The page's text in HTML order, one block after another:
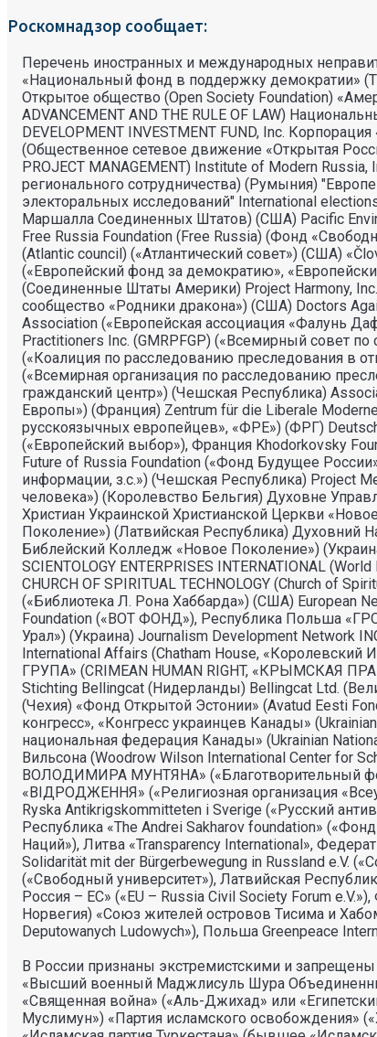
Роскомнадзор сообщает:
Перечень иностранных и международных
«Национальный фонд в поддержку демократии»
Открытое общество (Open Society Foundation)
ADVANCEMENT AND THE RULE OF LAW)
DEVELOPMENT INVESTMENT FUND, Inc.
(Общественное сетевое движение «Открытая
PROJECT MANAGEMENT) Institute of Modern
регионального сотрудничества) (Румыния)
электоральных исследований" International
Маршалла Соединенных Штатов) (США) Pacific
Free Russia Foundation (Free Russia) (Фонд
(Atlantic council) («Атлантический совет») (США)
(«Европейский фонд за демократию»,
(Соединенные Штаты Америки) Project Harmony,
сообщество «Родники дракона») (США) Doctors
Association («Европейская ассоциация «Фалунь
Practitioners Inc. (GMRPFGP) («Всемирный совет
(«Коалиция по расследованию преследования в
(«Всемирная организация по расследованию
гражданский центр») (Чешская Республика)
Европы») (Франция) Zentrum für die Liberale
русскоязычных европейцев», «ФРЕ») (ФРГ)
(«Европейский выбор»), Франция Khodorkovsky
Future of Russia Foundation («Фонд Будущее
информации, з.с.») (Чешская Республика) Project
человека») (Королевство Бельгия) Духовне
Христиан Украинской Христианской Церкви
Поколение») (Латвийская Республика) Духовний
Библейский Колледж «Новое Поколение»)
SCIENTOLOGY ENTERPRISES INTERNATIONAL
CHURCH OF SPIRITUAL TECHNOLOGY (Church of
(«Библиотека Л. Рона Хаббарда») (США) European
Foundation («ВОТ ФОНД»), Республика Польша
Урал») (Украина) Journalism Development Network
International Affairs (Chatham House,
ГРУПА» (CRIMEAN HUMAN RIGHT, «КРЫМСКАЯ
Stichting Bellingcat (Нидерланды) Bellingcat Ltd.
(Чехия) «Фонд Открытой Эстонии» (Avatud Eesti
конгресс», «Конгресс украинцев Канады»
национальная федерация Канады» (Ukrainian
Вильсона (Woodrow Wilson International Center
ВОЛОДИМИРА МУНТЯНА» («Благотворительный
«ВIДРОДЖЕННЯ» («Религиозная организация
Ryska Antikrigskommitteten i Sverige («Русский
Республика «The Andrei Sakharov foundation»
Наций»), Литва «Transparеncy International»,
Solidarität mit der Bürgerbewegung in Russland e.V.
(«Свободный университет»), Латвийская
Россия – ЕС» («EU – Russia Civil Society Forum
Норвегия) «Союз жителей островов Тисима и
Deputowanych Ludowych»), Польша Greenpeace
В России признаны экстремистскими и запрещены
«Высший военный Маджлисуль Шура
«Священная война» («Аль-Джихад» или
Муслимун») «Партия исламского освобождения»